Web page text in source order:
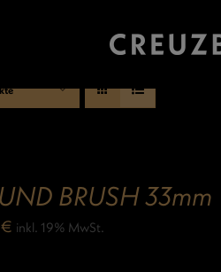
BRUSH 33mm
€ inkl. 19% MwSt.